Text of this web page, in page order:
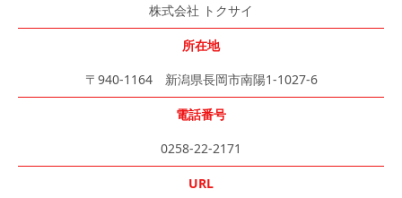
株式会社 トクサイ
所在地
〒940-1164 新潟県長岡市南陽1-1027-6
電話番号
0258-22-2171
URL